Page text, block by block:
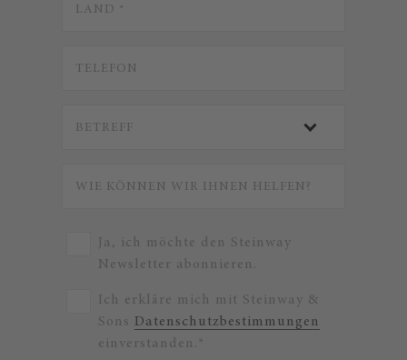
Ja, ich möchte den Steinway
Newsletter abonnieren.
Ich erkläre mich mit Steinway &
Sons Datenschutzbestimmungen
einverstanden.*